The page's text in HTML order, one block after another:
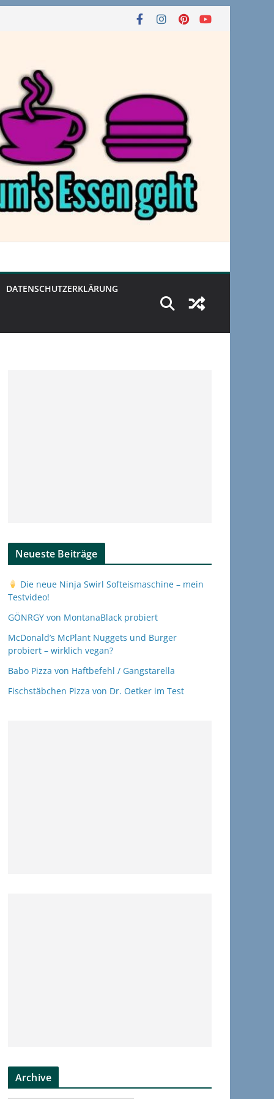
DATENSCHUTZERKLÄRUNG
Neueste Beiträge
Die neue Ninja Swirl Softeismaschine – mein
Testvideo!
GÖNRGY von MontanaBlack probiert
McDonald’s McPlant Nuggets und Burger
probiert – wirklich vegan?
Babo Pizza von Haftbefehl / Gangstarella
Fischstäbchen Pizza von Dr. Oetker im Test
Archive